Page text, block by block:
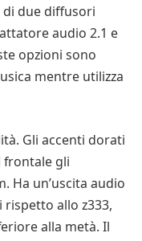
due diffusori
audio 2.1 e
opzioni sono
mentre utilizza
Gli accenti dorati
frontale gli
Ha un’uscita audio
allo z333,
alla metà. Il